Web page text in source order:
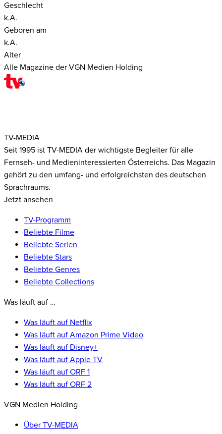
Geschlecht
k.A.
Geboren am
k.A.
Alter
Alle Magazine der VGN Medien Holding
TV-MEDIA
Seit 1995 ist TV-MEDIA der wichtigste Begleiter für alle
Fernseh- und Medieninteressierten Österreichs. Das Magazin
gehört zu den umfang- und erfolgreichsten des deutschen
Sprachraums.
Jetzt ansehen
TV-Programm
Beliebte Filme
Beliebte Serien
Beliebte Stars
Beliebte Genres
Beliebte Collections
Was läuft auf …
Was läuft auf Netflix
Was läuft auf Amazon Prime Video
Was läuft auf Disney+
Was läuft auf Apple TV
Was läuft auf ORF 1
Was läuft auf ORF 2
VGN Medien Holding
Über TV-MEDIA